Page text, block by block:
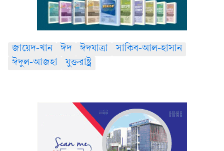
জায়েদ-খান ঈদ ঈদযাত্রা
সাকিব-আল-হাসান
ঈদুল-আজহা
যুক্তরাষ্ট্র